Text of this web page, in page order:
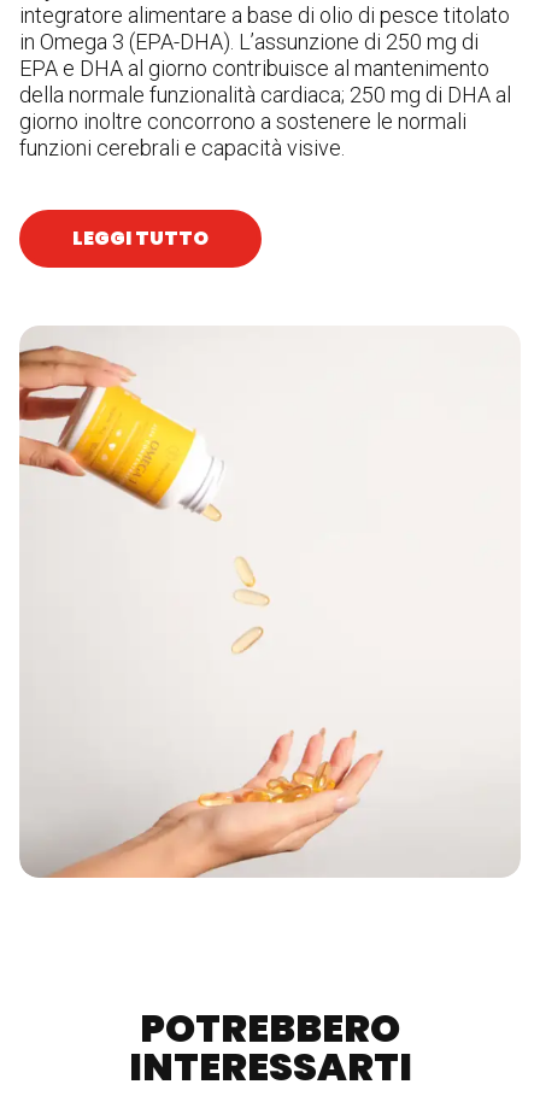
integratore alimentare a base di olio di pesce titolato
in Omega 3 (EPA-DHA). L’assunzione di 250 mg di
EPA e DHA al giorno contribuisce al mantenimento
della normale funzionalità cardiaca; 250 mg di DHA al
giorno inoltre concorrono a sostenere le normali
funzioni cerebrali e capacità visive.
LEGGI TUTTO
POTREBBERO
INTERESSARTI